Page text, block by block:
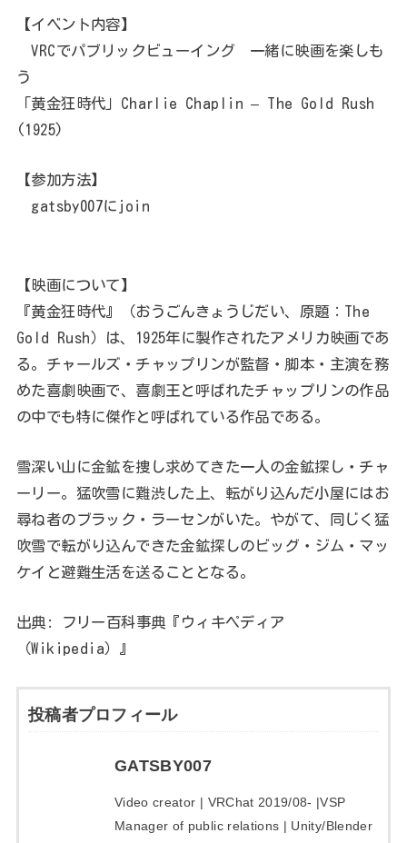
【イベント内容】
VRCでパブリックビューイング 一緒に映画を楽しも
う
「黄金狂時代」Charlie Chaplin – The Gold Rush
(1925)
【参加方法】
gatsby007にjoin
【映画について】
『黄金狂時代』（おうごんきょうじだい、原題：The
Gold Rush）は、1925年に製作されたアメリカ映画であ
る。チャールズ・チャップリンが監督・脚本・主演を務
めた喜劇映画で、喜劇王と呼ばれたチャップリンの作品
の中でも特に傑作と呼ばれている作品である。
雪深い山に金鉱を捜し求めてきた一人の金鉱探し・チャ
ーリー。猛吹雪に難渋した上、転がり込んだ小屋にはお
尋ね者のブラック・ラーセンがいた。やがて、同じく猛
吹雪で転がり込んできた金鉱探しのビッグ・ジム・マッ
ケイと避難生活を送ることとなる。
出典: フリー百科事典『ウィキペディア
（Wikipedia）』
投稿者プロフィール
GATSBY007
Video creator | VRChat 2019/08- |VSP
Manager of public relations | Unity/Blender